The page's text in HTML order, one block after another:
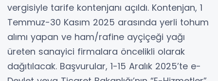
vergisiyle tarife kontenjanı açıldı. Kontenjan, 1
Temmuz-30 Kasım 2025 arasında yerli tohum
alımı yapan ve ham/rafine ayçiçeği yağı
üreten sanayici firmalara öncelikli olarak
dağıtılacak. Başvurular, 1-15 Aralık 2025’te e-